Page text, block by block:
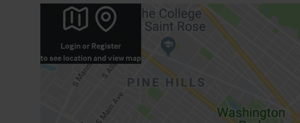
Login or Register
to see location and view map